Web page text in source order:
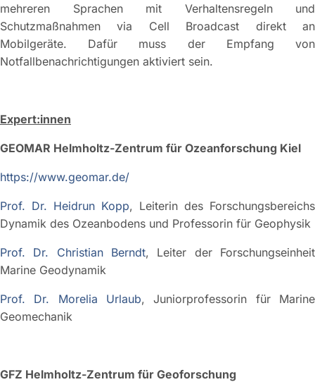
mehreren Sprachen mit Verhaltensregeln und
Schutzmaßnahmen via Cell Broadcast direkt an
Mobilgeräte. Dafür muss der Empfang von
Notfallbenachrichtigungen aktiviert sein.
Expert:innen
GEOMAR Helmholtz-Zentrum für Ozeanforschung Kiel
https://www.geomar.de/
Prof. Dr. Heidrun Kopp, Leiterin des Forschungsbereichs
Dynamik des Ozeanbodens und Professorin für Geophysik
Prof. Dr. Christian Berndt, Leiter der Forschungseinheit
Marine Geodynamik
Prof. Dr. Morelia Urlaub, Juniorprofessorin für Marine
Geomechanik
GFZ Helmholtz-Zentrum für Geoforschung